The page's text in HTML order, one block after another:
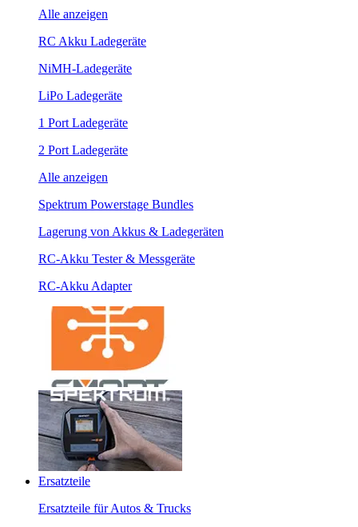
Alle anzeigen
RC Akku Ladegeräte
NiMH-Ladegeräte
LiPo Ladegeräte
1 Port Ladegeräte
2 Port Ladegeräte
Alle anzeigen
Spektrum Powerstage Bundles
Lagerung von Akkus & Ladegeräten
RC-Akku Tester & Messgeräte
RC-Akku Adapter
Ersatzteile
Ersatzteile für Autos & Trucks